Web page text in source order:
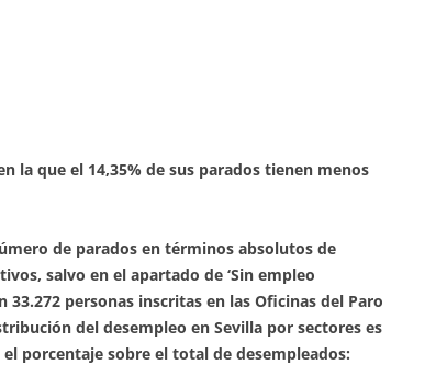
la que el 14,35% de sus parados tienen menos
de parados en términos absolutos de
salvo en el apartado de ‘Sin empleo
33.272 personas inscritas en las Oficinas del Paro
del desempleo en Sevilla por sectores es
porcentaje sobre el total de desempleados: